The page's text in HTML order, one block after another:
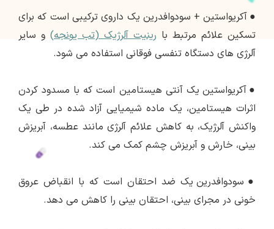
● آکریواستین + سودوافدرین یک داروی ترکیبی است که برای
تسکین علائم مرتبط با رینیت آلرژیک (تب یونجه) و سایر
آلرژی های دستگاه تنفسی فوقانی استفاده می شود.
●آکریواستین یک آنتی هیستامین است که با مسدود کردن
اثرات هیستامین، یک ماده شیمیایی آزاد شده در طی یک
واکنش آلرژیک، به کاهش علائم آلرژی مانند عطسه، آبریزش
بینی، خارش و آبریزش چشم کمک می کند.
● سودوافدرین یک ضد احتقان است که با انقباض عروق
خونی در مجرای بینی، احتقان بینی را کاهش می دهد.